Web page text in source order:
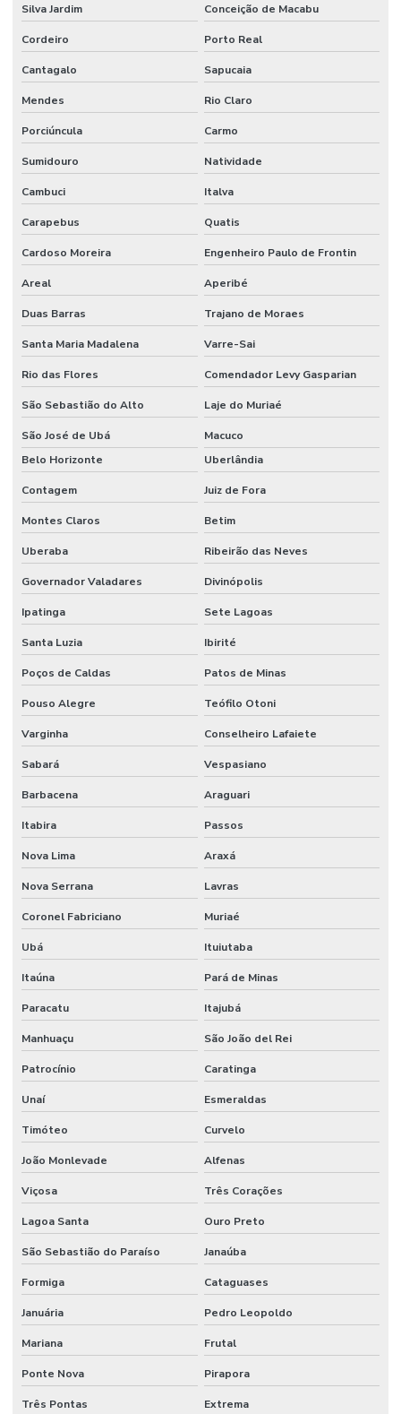
Reuso da água na indústria de alimentos
Sdai sistema de detecção e alarme de incêndio
Serviço de instalação hidráulica industrial
Sistema de alarme e detecção de incêndio
Sistema de alarme contra incêndio
Sistema de alarme de incêndio convencional
Sistema de alarme de incêndio industrial
Sistema de alarme de incêndio wifi
Sistema de alarme de incêndio wireless
Sistema anti incêndio
Sistema automático de detecção e supressão de incêndio
Sistema de chuveiros automáticos sprinklers
Sistema de combate à incêndio
Sistema de combate a incêndio automático
Sistema de combate a incêndio em coifas
Sistema de combate a incêndio em cozinha industrial
Sistema de combate a incêndio por espuma
Sistema de combate a incêndio hidrantes
Sistema de combate a incêndio industrial
Sistema de combate a incêndio sprinkler
Sistema de detecção e alarme
Sistema de detecção e alarme de incêndio sem fio
Sistema de detecção e alarme de incêndio wireless
Sistema de detecção de incêndio preços
Sistema de hidrantes para combate a incêndio
Sistema de hidrantes contra incêndios
Sistema de hidrantes e sprinklers
Sistema de iluminação de emergência
Sistema contra incêndio bombas
Sistema de incêndio empresa
Sistema de incêndio endereçável
Sistema contra incêndio hidrantes
Sistema de incêndio industrial
Sistema contra incêndio sprinkler
Sistema de incêndio sprinkler
Sistema de prevenção contra incêndio
Silva Jardim Conceição de Macabu
Cordeiro Porto Real
Cantagalo Sapucaia
Mendes Rio Claro
Porciúncula Carmo
Sumidouro Natividade
Cambuci Italva
Carapebus Quatis
Cardoso Moreira Engenheiro Paulo de Frontin
Areal Aperibé
Duas Barras Trajano de Moraes
Santa Maria Madalena Varre-Sai
Rio das Flores Comendador Levy Gasparian
São Sebastião do Alto Laje do Muriaé
São José de Ubá
Macuco
Belo Horizonte
Uberlândia
Contagem Juiz de Fora
Montes Claros Betim
Uberaba Ribeirão das Neves
Governador Valadares Divinópolis
Ipatinga Sete Lagoas
Santa Luzia Ibirité
Poços de Caldas Patos de Minas
Pouso Alegre Teófilo Otoni
Varginha Conselheiro Lafaiete
Sabará Vespasiano
Barbacena Araguari
Itabira Passos
Nova Lima Araxá
Nova Serrana Lavras
Coronel Fabriciano Muriaé
Ubá Ituiutaba
Itaúna Pará de Minas
Paracatu Itajubá
Manhuaçu São João del Rei
Patrocínio Caratinga
Unaí Esmeraldas
Timóteo Curvelo
João Monlevade Alfenas
Viçosa Três Corações
Lagoa Santa Ouro Preto
São Sebastião do Paraíso Janaúba
Formiga Cataguases
Januária Pedro Leopoldo
Mariana Frutal
Ponte Nova Pirapora
Três Pontas Extrema